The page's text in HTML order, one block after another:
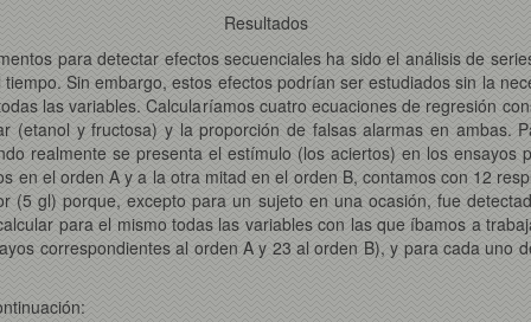
Resultados
para detectar efectos secuenciales ha sido el análisis de
Sin embargo, estos efectos podrían ser estudiados sin la
las variables. Calcularíamos cuatro ecuaciones de regresión
(etanol y fructosa) y la proporción de falsas alarmas en ambas.
realmente se presenta el estímulo (los aciertos) en los
en el orden A y a la otra mitad en el orden B, contamos con 12
(5 gl) porque, excepto para un sujeto en una ocasión, fue
para el mismo todas las variables con las que íbamos a
correspondientes al orden A y 23 al orden B), y para cada uno